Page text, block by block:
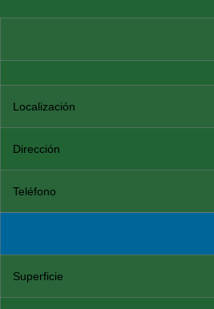
Localización
Dirección
Teléfono
Superficie